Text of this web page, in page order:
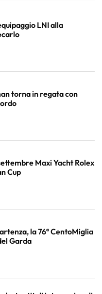
LNI alla
torna in regata con
Maxi Yacht Rolex
Cup
la 76ª CentoMiglia
Garda